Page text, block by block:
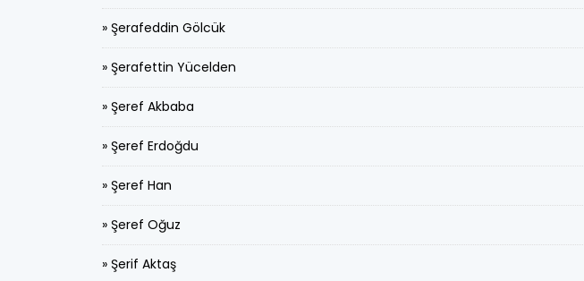
» Şerafeddin Gölcük
» Şerafettin Yücelden
» Şeref Akbaba
» Şeref Erdoğdu
» Şeref Han
» Şeref Oğuz
» Şerif Aktaş